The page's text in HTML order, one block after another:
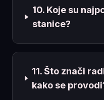
10. Koje su
stanice?
11. Što znači
kako se